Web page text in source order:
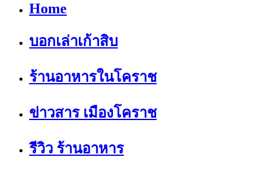
Home
บอกเล่าเก้าสิบ
ร้านอาหารในโคราช
ข่าวสาร เมืองโคราช
รีวิว ร้านอาหาร